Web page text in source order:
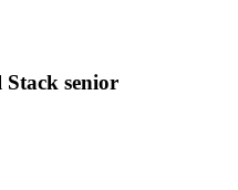
Stack senior